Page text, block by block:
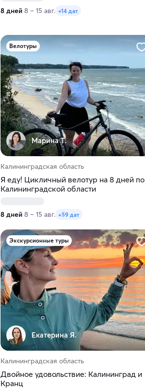
8 дней 8 – 15 авг. +14 дат
Велотуры
Марина Т.
Калининградская область
Я еду! Цикличный велотур на 8 дней по
Калининградской области
8 дней 8 – 15 авг. +59 дат
Экскурсионные туры
Екатерина Я.
Калининградская область
Двойное удовольствие: Калининград и
Кранц